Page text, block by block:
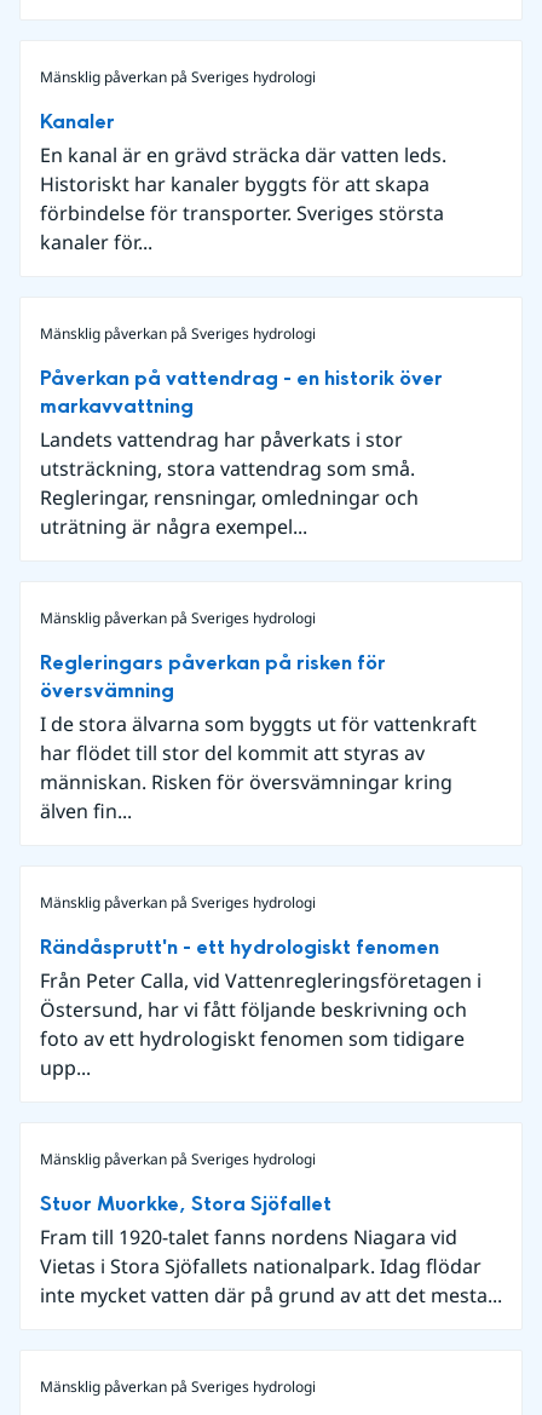
Mänsklig påverkan på Sveriges hydrologi
Kanaler
En kanal är en grävd sträcka där vatten leds.
Historiskt har kanaler byggts för att skapa
förbindelse för transporter. Sveriges största
kanaler för...
Mänsklig påverkan på Sveriges hydrologi
Påverkan på vattendrag - en historik över
markavvattning
Landets vattendrag har påverkats i stor
utsträckning, stora vattendrag som små.
Regleringar, rensningar, omledningar och
uträtning är några exempel...
Mänsklig påverkan på Sveriges hydrologi
Regleringars påverkan på risken för
översvämning
I de stora älvarna som byggts ut för vattenkraft
har flödet till stor del kommit att styras av
människan. Risken för översvämningar kring
älven fin...
Mänsklig påverkan på Sveriges hydrologi
Rändåsprutt'n - ett hydrologiskt fenomen
Från Peter Calla, vid Vattenregleringsföretagen i
Östersund, har vi fått följande beskrivning och
foto av ett hydrologiskt fenomen som tidigare
upp...
Mänsklig påverkan på Sveriges hydrologi
Stuor Muorkke, Stora Sjöfallet
Fram till 1920-talet fanns nordens Niagara vid
Vietas i Stora Sjöfallets nationalpark. Idag flödar
inte mycket vatten där på grund av att det mesta...
Mänsklig påverkan på Sveriges hydrologi